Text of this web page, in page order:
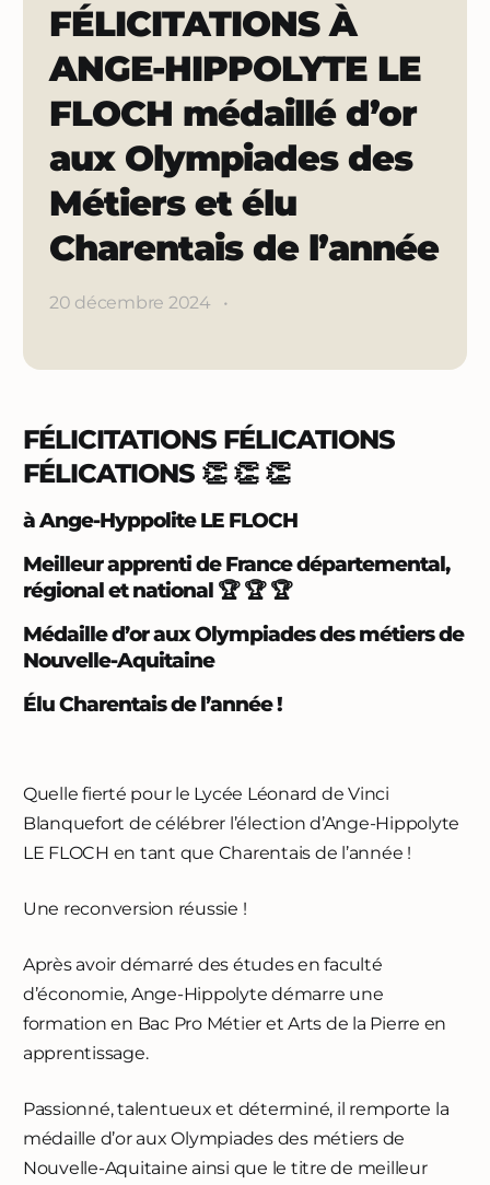
FÉLICITATIONS À
ANGE-HIPPOLYTE LE
FLOCH médaillé d’or
aux Olympiades des
Métiers et élu
Charentais de l’année
20 décembre 2024 •
FÉLICITATIONS FÉLICATIONS
FÉLICATIONS 👏 👏 👏
à Ange-Hyppolite LE FLOCH
Meilleur apprenti de France départemental,
régional et national 🏆 🏆 🏆
Médaille d’or aux Olympiades des métiers de
Nouvelle-Aquitaine
Élu Charentais de l’année !
Quelle fierté pour le Lycée Léonard de Vinci
Blanquefort de célébrer l’élection d’Ange-Hippolyte
LE FLOCH en tant que Charentais de l’année !
Une reconversion réussie !
Après avoir démarré des études en faculté
d’économie, Ange-Hippolyte démarre une
formation en Bac Pro Métier et Arts de la Pierre en
apprentissage.
Passionné, talentueux et déterminé, il remporte la
médaille d’or aux Olympiades des métiers de
Nouvelle-Aquitaine ainsi que le titre de meilleur